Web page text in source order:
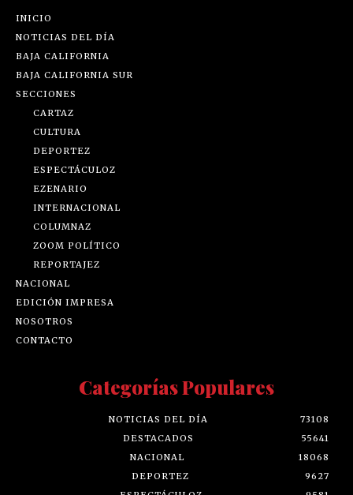
INICIO
NOTICIAS DEL DÍA
BAJA CALIFORNIA
BAJA CALIFORNIA SUR
SECCIONES
CARTAZ
CULTURA
DEPORTEZ
ESPECTÁCULOZ
EZENARIO
INTERNACIONAL
COLUMNAZ
ZOOM POLÍTICO
REPORTAJEZ
NACIONAL
EDICIÓN IMPRESA
NOSOTROS
CONTACTO
Categorías Populares
NOTICIAS DEL DÍA
73108
DESTACADOS
55641
NACIONAL
18068
DEPORTEZ
9627